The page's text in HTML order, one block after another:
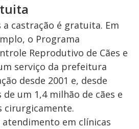
a castração é gratuita. Em
o Programa
Reprodutivo de Cães e
um serviço da prefeitura
desde 2001 e, desde
um 1,4 milhão de cães e
cirurgicamente.
em clínicas